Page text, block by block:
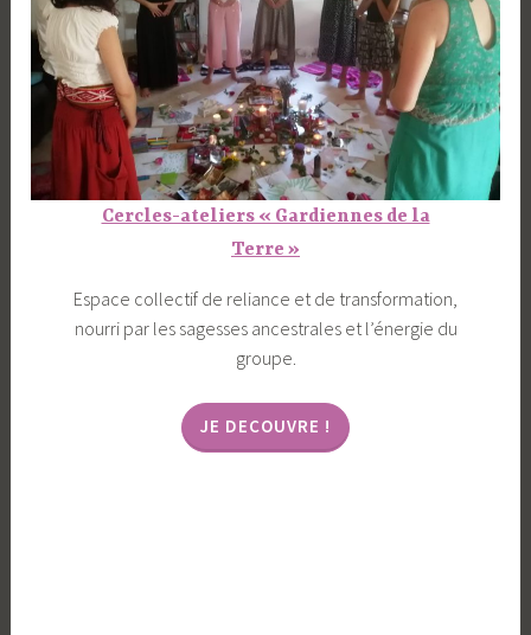
Cercles-ateliers « Gardiennes de la
Terre »
Espace collectif de reliance et de transformation,
nourri par les sagesses ancestrales et l’énergie du
groupe.
JE DECOUVRE !